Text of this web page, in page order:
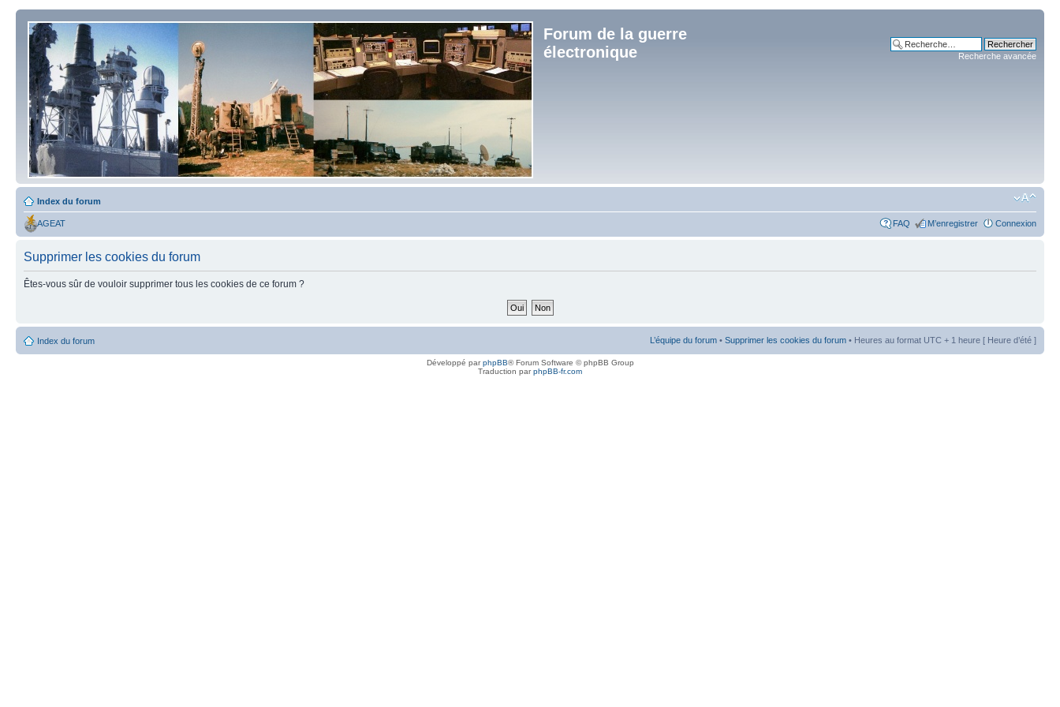
Forum de la guerre
électronique
Recherche avancée
Index du forum
AGEAT FAQ M’enregistrer Connexion
Supprimer les cookies du forum
Êtes-vous sûr de vouloir supprimer tous les cookies de ce forum ?
Index du forum L’équipe du forum • Supprimer les cookies du forum • Heures au format UTC + 1 heure [ Heure d’été ]
Développé parphpBB® Forum Software © phpBB Group
Traduction parphpBB-fr.com